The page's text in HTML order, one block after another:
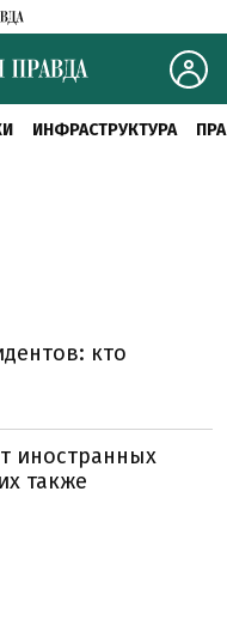
ИНФРАСТРУКТУРА
кто
иностранных
также